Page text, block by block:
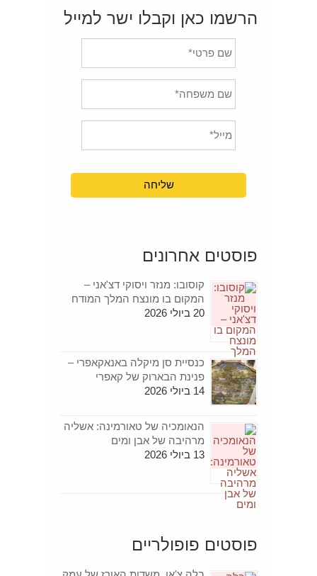
הרשמו כאן וקבלו ישר למייל
פוסטים אחרונים
קוסובו: מנזר ויסוקי דצ'אני –
המקום בו מונצח המלך המודח
20 ביולי 2026
כנסיית סן מיקלה באנאקאפרי –
פנינת הבארוק של קאפרי
14 ביולי 2026
הנאומכיה של טאורמינה: אשליה
מרהיבה של אבן ומים
13 ביולי 2026
פוסטים פופולריים